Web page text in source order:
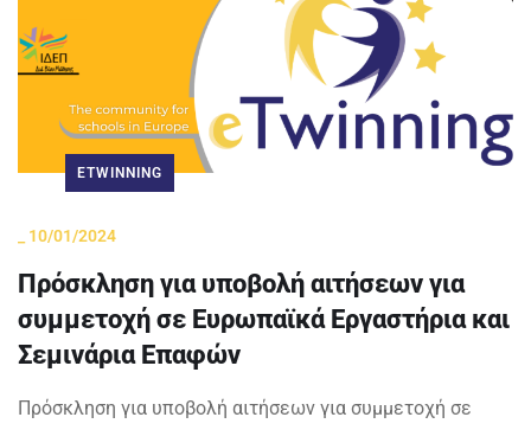
ETWINNING
10/01/2024
Πρόσκληση για υποβολή αιτήσεων για
συμμετοχή σε Ευρωπαϊκά Εργαστήρια και
Σεμινάρια Επαφών
Πρόσκληση για υποβολή αιτήσεων για συμμετοχή σε